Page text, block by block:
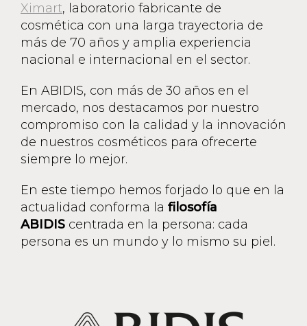
Ximart, laboratorio fabricante de
cosmética con una larga trayectoria de
más de 70 años y amplia experiencia
nacional e internacional en el sector.
En ABIDIS, con más de 30 años en el
mercado, nos destacamos por nuestro
compromiso con la calidad y la innovación
de nuestros cosméticos para ofrecerte
siempre lo mejor.
En este tiempo hemos forjado lo que en la
actualidad conforma la filosofía
ABIDIS centrada en la persona: cada
persona es un mundo y lo mismo su piel.